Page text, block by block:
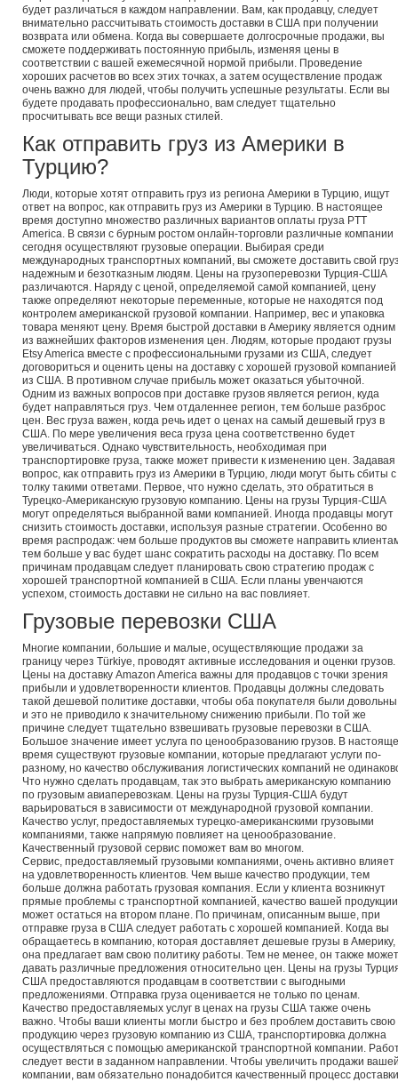
будет различаться в каждом направлении. Вам, как продавцу, следует
внимательно рассчитывать стоимость доставки в США при получении
возврата или обмена. Когда вы совершаете долгосрочные продажи, вы
сможете поддерживать постоянную прибыль, изменяя цены в
соответствии с вашей ежемесячной нормой прибыли. Проведение
хороших расчетов во всех этих точках, а затем осуществление продаж
очень важно для людей, чтобы получить успешные результаты. Если вы
будете продавать профессионально, вам следует тщательно
просчитывать все вещи разных стилей.
Как отправить груз из Америки в
Турцию?
Люди, которые хотят отправить груз из региона Америки в Турцию, ищут
ответ на вопрос, как отправить груз из Америки в Турцию. В настоящее
время доступно множество различных вариантов оплаты груза PTT
America. В связи с бурным ростом онлайн-торговли различные компании
сегодня осуществляют грузовые операции. Выбирая среди
международных транспортных компаний, вы сможете доставить свой
надежным и безотказным людям. Цены на грузоперевозки Турция-США
различаются. Наряду с ценой, определяемой самой компанией, цену
также определяют некоторые переменные, которые не находятся под
контролем американской грузовой компании. Например, вес и упаковка
товара меняют цену. Время быстрой доставки в Америку является одним
из важнейших факторов изменения цен. Людям, которые продают грузы
Etsy America вместе с профессиональными грузами из США, следует
договориться и оценить цены на доставку с хорошей грузовой компанией
из США. В противном случае прибыль может оказаться убыточной.
Одним из важных вопросов при доставке грузов является регион, куда
будет направляться груз. Чем отдаленнее регион, тем больше разброс
цен. Вес груза важен, когда речь идет о ценах на самый дешевый груз в
США. По мере увеличения веса груза цена соответственно будет
увеличиваться. Однако чувствительность, необходимая при
транспортировке груза, также может привести к изменению цен. Задавая
вопрос, как отправить груз из Америки в Турцию, люди могут быть сбиты с
толку такими ответами. Первое, что нужно сделать, это обратиться в
Турецко-Американскую грузовую компанию. Цены на грузы Турция-США
могут определяться выбранной вами компанией. Иногда продавцы могут
снизить стоимость доставки, используя разные стратегии. Особенно во
время распродаж: чем больше продуктов вы сможете направить
тем больше у вас будет шанс сократить расходы на доставку. По всем
причинам продавцам следует планировать свою стратегию продаж с
хорошей транспортной компанией в США. Если планы увенчаются
успехом, стоимость доставки не сильно на вас повлияет.
Грузовые перевозки США
Многие компании, большие и малые, осуществляющие продажи за
границу через Türkiye, проводят активные исследования и оценки грузов.
Цены на доставку Amazon America важны для продавцов с точки зрения
прибыли и удовлетворенности клиентов. Продавцы должны следовать
такой дешевой политике доставки, чтобы оба покупателя были довольны
и это не приводило к значительному снижению прибыли. По той же
причине следует тщательно взвешивать грузовые перевозки в США.
Большое значение имеет услуга по ценообразованию грузов. В
время существуют грузовые компании, которые предлагают услуги по-
разному, но качество обслуживания логистических компаний не
Что нужно сделать продавцам, так это выбрать американскую компанию
по грузовым авиаперевозкам. Цены на грузы Турция-США будут
варьироваться в зависимости от международной грузовой компании.
Качество услуг, предоставляемых турецко-американскими грузовыми
компаниями, также напрямую повлияет на ценообразование.
Качественный грузовой сервис поможет вам во многом.
Сервис, предоставляемый грузовыми компаниями, очень активно влияет
на удовлетворенность клиентов. Чем выше качество продукции, тем
больше должна работать грузовая компания. Если у клиента возникнут
прямые проблемы с транспортной компанией, качество вашей продукции
может остаться на втором плане. По причинам, описанным выше, при
отправке груза в США следует работать с хорошей компанией. Когда вы
обращаетесь в компанию, которая доставляет дешевые грузы в Америку,
она предлагает вам свою политику работы. Тем не менее, он также может
давать различные предложения относительно цен. Цены на грузы
США предоставляются продавцам в соответствии с выгодными
предложениями. Отправка груза оценивается не только по ценам.
Качество предоставляемых услуг в ценах на грузы США также очень
важно. Чтобы ваши клиенты могли быстро и без проблем доставить свою
продукцию через грузовую компанию из США, транспортировка должна
осуществляться с помощью американской транспортной компании.
следует вести в заданном направлении. Чтобы увеличить продажи
компании, вам обязательно понадобится качественный процесс